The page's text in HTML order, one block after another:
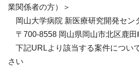
業関係者の方）＞
岡山大学病院 新医療研究開発セン
〒700-8558 岡山県岡山市北区鹿田
下記URLより該当する案件につい
さい